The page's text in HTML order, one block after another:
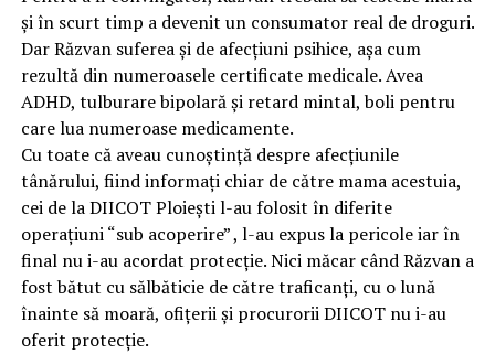
și în scurt timp a devenit un consumator real de droguri.
Dar Răzvan suferea și de afecțiuni psihice, așa cum
rezultă din numeroasele certificate medicale. Avea
ADHD, tulburare bipolară și retard mintal, boli pentru
care lua numeroase medicamente.
Cu toate că aveau cunoștință despre afecțiunile
tânărului, fiind informați chiar de către mama acestuia,
cei de la DIICOT Ploiești l-au folosit în diferite
operațiuni “sub acoperire” , l-au expus la pericole iar în
final nu i-au acordat protecție. Nici măcar când Răzvan a
fost bătut cu sălbăticie de către traficanți, cu o lună
înainte să moară, ofițerii și procurorii DIICOT nu i-au
oferit protecție.